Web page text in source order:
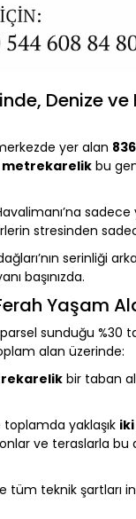
Denize
yer alan
metrekarelik bu
stresinden
serinliği
başınızda.
Yaşam
parsel sunduğu
alan üzerinde:
bir taban
toplamda yaklaşık
ve teraslarla
tüm teknik şartları